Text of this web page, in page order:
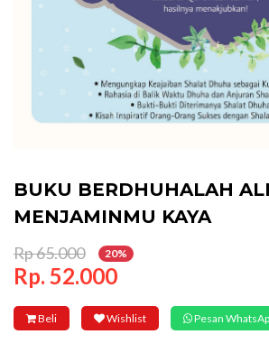
BUKU BERDHUHALAH
MENJAMINMU KAYA
Rp 65.000 20%
Rp. 52.000
Beli Wishlist Pesan